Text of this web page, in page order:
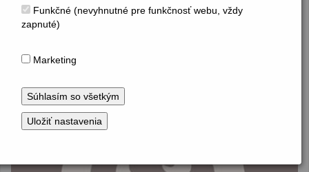
Funkčné (nevyhnutné pre funkčnosť webu, vždy
zapnuté)
Marketing